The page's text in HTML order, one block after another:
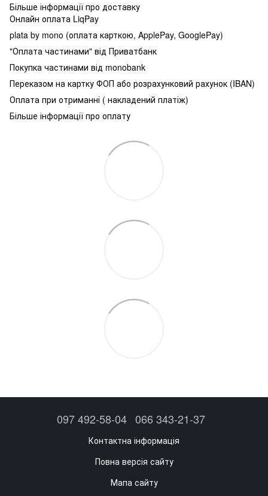
Більше інформації про доставку
Онлайн оплата LiqPay
plata by mono (оплата карткою, ApplePay, GooglePay)
"Оплата частинами" від Приватбанк
Покупка частинами від monobank
Переказом на картку ФОП або розрахунковий рахунок (IBAN)
Оплата при отриманні ( накладений платіж)
Більше інформації про оплату
097 492-58-04 066 343-21-37
Контактна інформація
Повна версія сайту
Мапа сайту